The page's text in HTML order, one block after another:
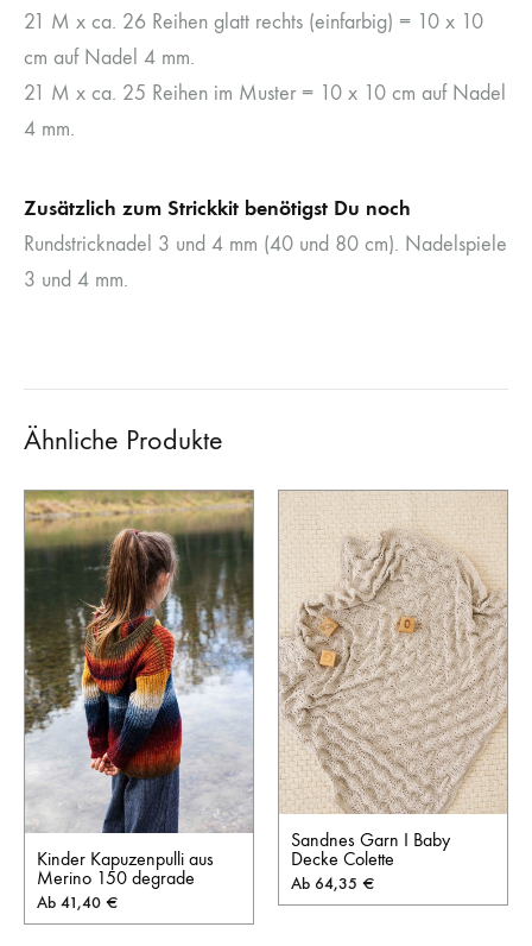
21 M x ca. 26 Reihen glatt rechts (einfarbig) = 10 x 10
cm auf Nadel 4 mm.
21 M x ca. 25 Reihen im Muster = 10 x 10 cm auf Nadel
4 mm.
Zusätzlich zum Strickkit benötigst Du noch
Rundstricknadel 3 und 4 mm (40 und 80 cm). Nadelspiele
3 und 4 mm.
Ähnliche Produkte
Kinder Kapuzenpulli aus
Merino 150 degrade
Ab 41,40 €
Sandnes Garn I Baby
Decke Colette
Ab 64,35 €